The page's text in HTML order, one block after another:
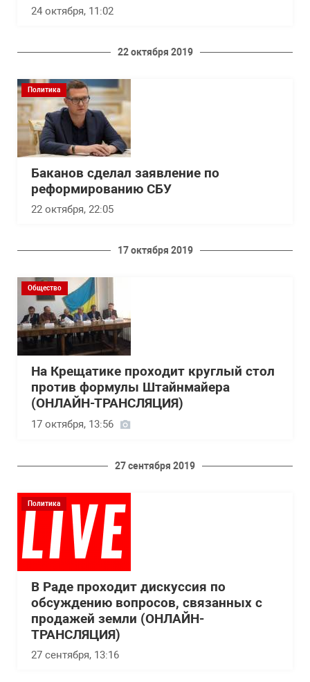
24 октября, 11:02
22 октября 2019
Политика
Баканов сделал заявление по
реформированию СБУ
22 октября, 22:05
17 октября 2019
Общество
На Крещатике проходит круглый стол
против формулы Штайнмайера
(ОНЛАЙН-ТРАНСЛЯЦИЯ)
17 октября, 13:56
27 сентября 2019
Политика
В Раде проходит дискуссия по
обсуждению вопросов, связанных с
продажей земли (ОНЛАЙН-
ТРАНСЛЯЦИЯ)
27 сентября, 13:16